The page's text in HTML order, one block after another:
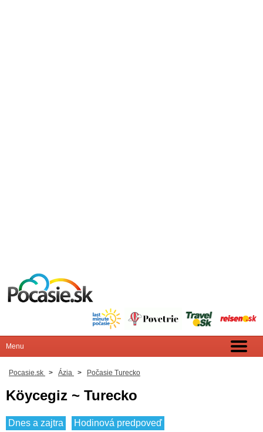
Pocasie.sk > Ázia > Počasie Turecko
Köycegiz ~ Turecko
Dnes a zajtra
Hodinová predpoveď